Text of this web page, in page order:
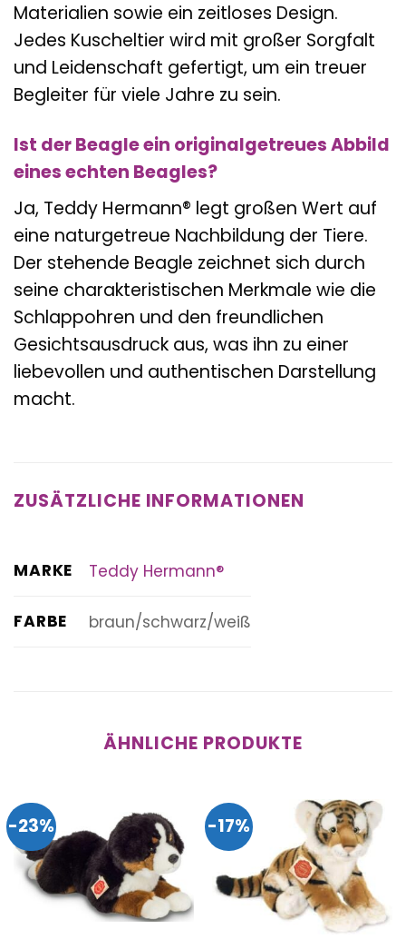
Materialien sowie ein zeitloses Design.
Jedes Kuscheltier wird mit großer Sorgfalt
und Leidenschaft gefertigt, um ein treuer
Begleiter für viele Jahre zu sein.
Ist der Beagle ein originalgetreues Abbild
eines echten Beagles?
Ja, Teddy Hermann® legt großen Wert auf
eine naturgetreue Nachbildung der Tiere.
Der stehende Beagle zeichnet sich durch
seine charakteristischen Merkmale wie die
Schlappohren und den freundlichen
Gesichtsausdruck aus, was ihn zu einer
liebevollen und authentischen Darstellung
macht.
ZUSÄTZLICHE INFORMATIONEN
MARKE Teddy Hermann®
FARBE braun/schwarz/weiß
ÄHNLICHE PRODUKTE
-23% -17%